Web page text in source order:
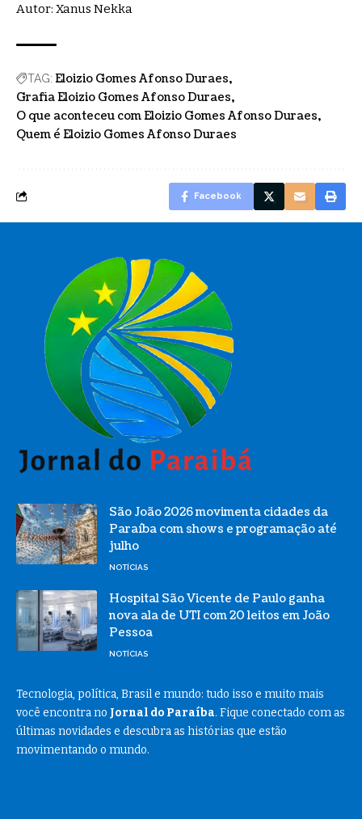
Autor: Xanus Nekka
TAG: Eloizio Gomes Afonso Duraes
Grafia Eloizio Gomes Afonso Duraes
O que aconteceu com Eloizio Gomes Afonso Duraes
Quem é Eloizio Gomes Afonso Duraes
Facebook
São João 2026 movimenta cidades da
Paraíba com shows e programação até
julho
NOTÍCIAS
Hospital São Vicente de Paulo ganha
nova ala de UTI com 20 leitos em João
Pessoa
NOTÍCIAS
Tecnologia, política, Brasil e mundo: tudo isso e muito mais
você encontra no Jornal do Paraíba. Fique conectado com as
últimas novidades e descubra as histórias que estão
movimentando o mundo.